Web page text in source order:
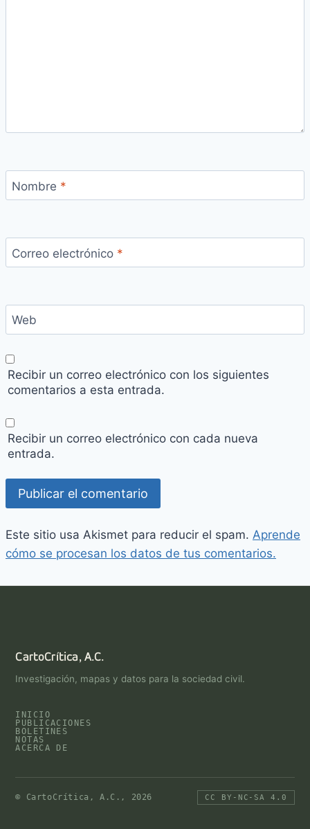
Nombre *
Correo electrónico *
Web
Recibir un correo electrónico con los siguientes
comentarios a esta entrada.
Recibir un correo electrónico con cada nueva
entrada.
Este sitio usa Akismet para reducir el spam. Aprende
cómo se procesan los datos de tus comentarios.
CartoCrítica, A.C.
Investigación, mapas y datos para la sociedad civil.
INICIO
PUBLICACIONES
BOLETINES
NOTAS
ACERCA DE
© CartoCrítica, A.C., 2026 CC BY-NC-SA 4.0